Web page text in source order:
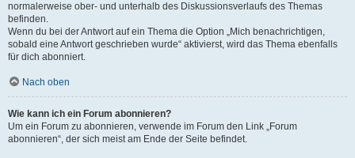
normalerweise ober- und unterhalb des Diskussionsverlaufs des Themas
befinden.
Wenn du bei der Antwort auf ein Thema die Option „Mich benachrichtigen,
sobald eine Antwort geschrieben wurde“ aktivierst, wird das Thema ebenfalls
für dich abonniert.
Nach oben
Wie kann ich ein Forum abonnieren?
Um ein Forum zu abonnieren, verwende im Forum den Link „Forum
abonnieren“, der sich meist am Ende der Seite befindet.